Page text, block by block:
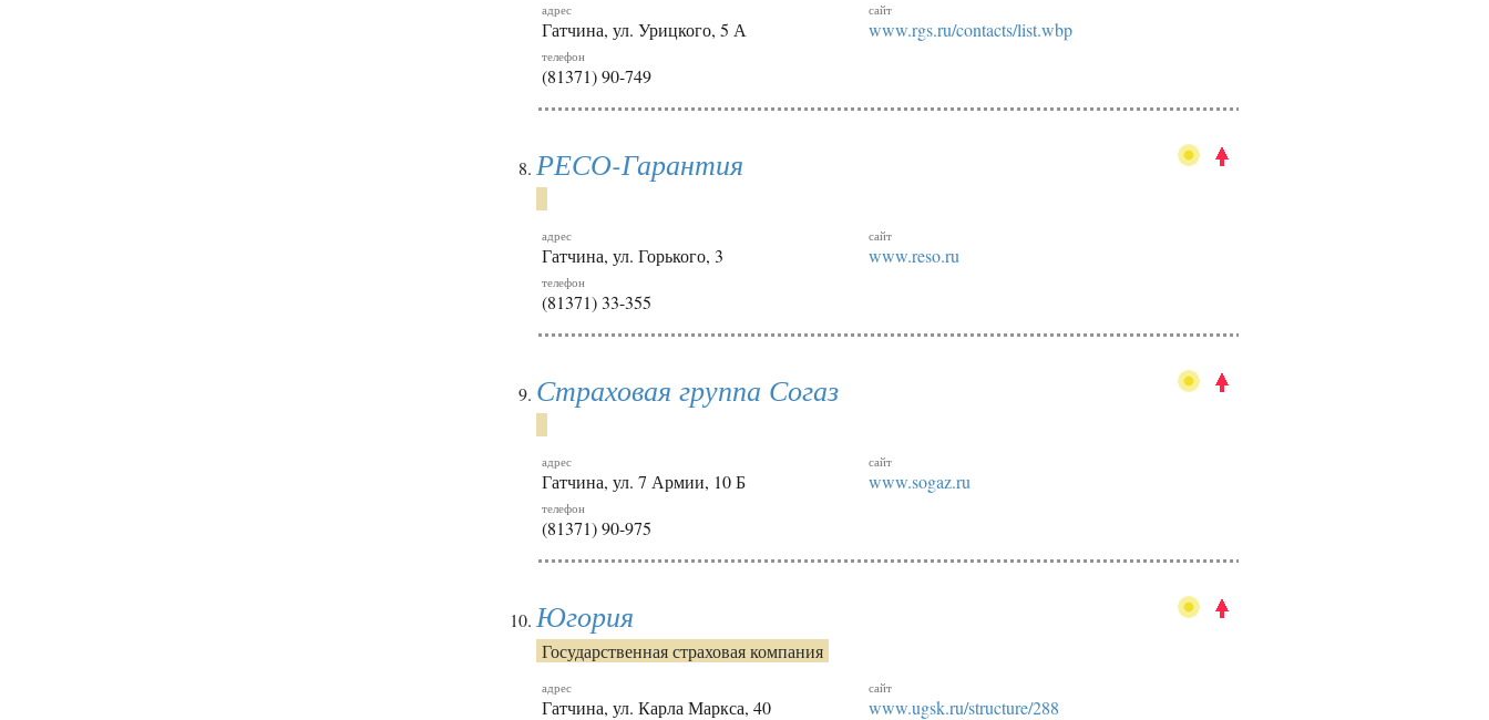
адрес
Гатчина, ул. Урицкого, 5 А
телефон
(81371) 90-749
сайт
www.rgs.ru/contacts/list.wbp
РЕСО-Гарантия
адрес
Гатчина, ул. Горького, 3
телефон
(81371) 33-355
сайт
www.reso.ru
Страховая группа Согаз
адрес
Гатчина, ул. 7 Армии, 10 Б
телефон
(81371) 90-975
сайт
www.sogaz.ru
Югория
Государственная страховая компания
адрес
Гатчина, ул. Карла Маркса, 40
сайт
www.ugsk.ru/structure/288